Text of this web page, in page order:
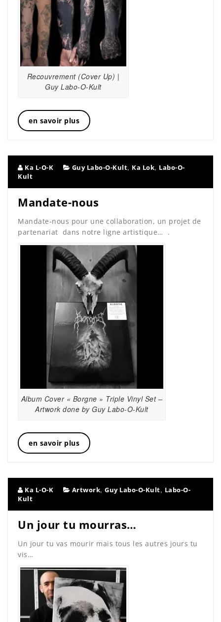
Recouvrement (Cover Up) |
Guy Labo-O-Kult
en savoir plus
Ka L-O-K Guy Labo-O-Kult, Ka Lok, Labo-O-
Kult
Mandate-nous
Mandate-nous pour une collaboration, un projet de
partenariat dans notre ligne artistique… .
Album Cover « Borgne » Triple Vinyl Set –
Artwork done by Guy Labo-O-Kult
en savoir plus
Ka L-O-K Artwork, Guy Labo-O-Kult, Labo-O-
Kult
Un jour tu mourras…
Un jour tu vas mourir mais tous les autres jours tu
vis…